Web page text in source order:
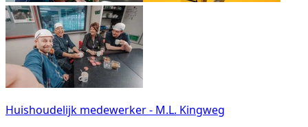
Huishoudelijk medewerker - M.L. Kingweg